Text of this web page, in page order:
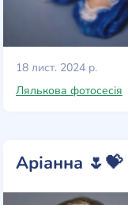
18 лист. 2024 р.
Лялькова фотосесія
Аріанна 🌷💝